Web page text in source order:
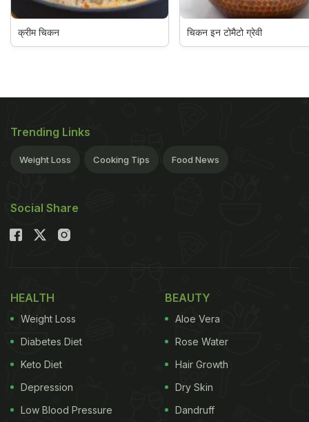
क्रीम चिकन चिकन इन टोमैटो ग्रेवी
Trending Links
Weight Loss Cooking Tips Food News
Social Share
HEALTH
Weight Loss
Diabetes Diet
Keto Diet
Depression
Low Blood Pressure
BEAUTY
Aloe Vera
Rose Water
Hair Growth
Dry Skin
Dandruff